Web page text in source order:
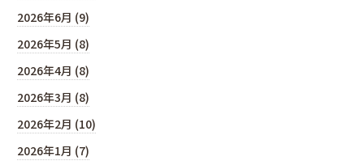
2026年6月 (9)
2026年5月 (8)
2026年4月 (8)
2026年3月 (8)
2026年2月 (10)
2026年1月 (7)